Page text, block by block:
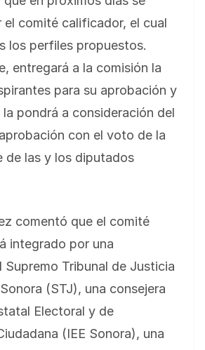
el comité calificador, el cual
los perfiles propuestos.
entregará a la comisión la
para su aprobación y
pondrá a consideración del
con el voto de la
de las y los diputados
comentó que el comité
integrado por una
Supremo Tribunal de Justicia
(STJ), una consejera
Electoral y de
(IEE Sonora), una